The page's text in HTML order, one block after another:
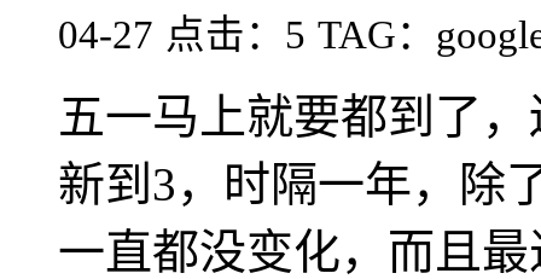
04-27 点击：5 TAG：
五一马上就要都到了
新到3，时隔一年，除
一直都没变化，而且